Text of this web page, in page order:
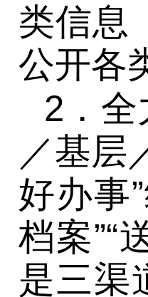
类信息
公开各
2． 全
／基层
好办事
档案”“
是三渠